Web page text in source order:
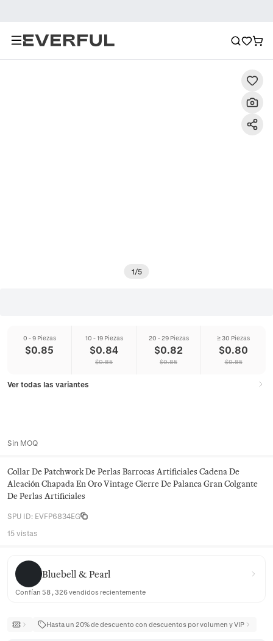
1/5
0 - 9 Piezas
$0.85
10 - 19 Piezas
$0.84
$0.85
20 - 29 Piezas
$0.82
$0.85
≥ 30 Piezas
$0.80
$0.85
Ver todas las variantes
Sin MOQ
Collar De Patchwork De Perlas Barrocas Artificiales Cadena De
Aleación Chapada En Oro Vintage Cierre De Palanca Gran Colgante
De Perlas Artificiales
SPU ID: EVFP6834EG
15 vistas
Bluebell & Pearl
Bluebell & Pearl
Confían 58 , 326 vendidos recientemente
Hasta un 20% de descuento con descuentos por volumen y VIP